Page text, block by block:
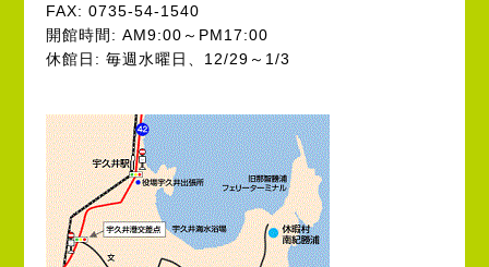
FAX: 0735-54-1540
開館時間: AM9:00～PM17:00
休館日: 毎週水曜日、12/29～1/3